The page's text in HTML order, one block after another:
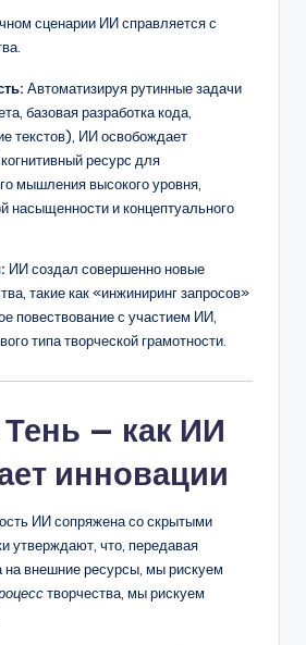
сценарии ИИ справляется с
Автоматизируя рутинные задачи
базовая разработка кода,
текстов), ИИ освобождает
ресурс для
мышления высокого уровня,
насыщенности и концептуального
ИИ создал совершенно новые
такие как «инжиниринг запросов»
повествование с участием ИИ,
типа творческой грамотности.
Тень — как ИИ
инновации
ИИ сопряжена со скрытыми
утверждают, что, передавая
на внешние ресурсы, мы рискуем
творчества, мы рискуем